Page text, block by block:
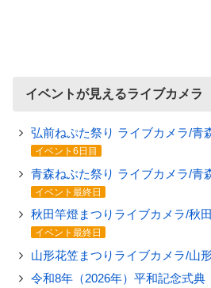
イベントが見えるライブカメラ
弘前ねぷた祭り ライブカメラ/青
イベント6日目
青森ねぶた祭り ライブカメラ/青
イベント最終日
秋田竿燈まつりライブカメラ/秋
イベント最終日
山形花笠まつりライブカメラ/山
令和8年（2026年）平和記念式